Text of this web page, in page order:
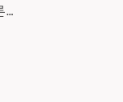
…